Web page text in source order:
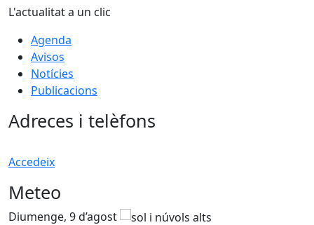
L'actualitat a un clic
Agenda
Avisos
Notícies
Publicacions
Adreces i telèfons
Accedeix
Meteo
Diumenge, 9 d’agost